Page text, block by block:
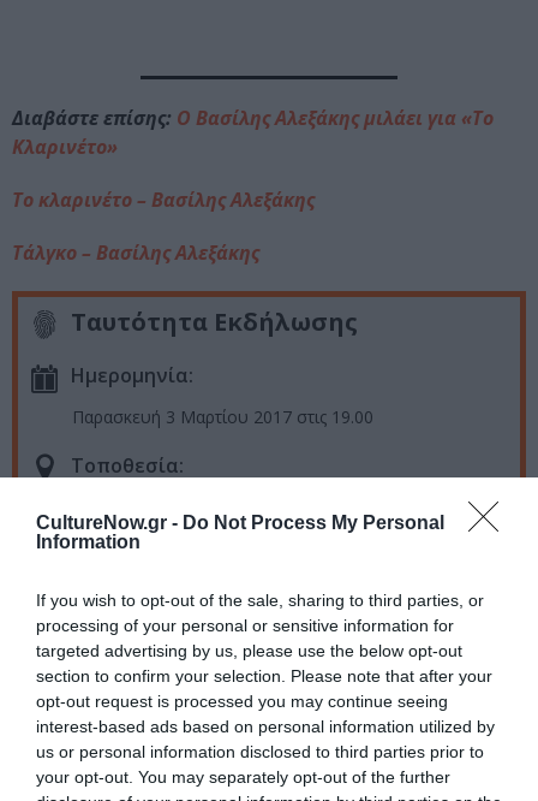
CultureNow.gr - Do Not Process My Personal
Information
If you wish to opt-out of the sale, sharing to third parties, or
processing of your personal or sensitive information for
targeted advertising by us, please use the below opt-out
section to confirm your selection. Please note that after your
opt-out request is processed you may continue seeing
interest-based ads based on personal information utilized by
us or personal information disclosed to third parties prior to
your opt-out. You may separately opt-out of the further
Διαβάστε επίσης: Ο Βασίλης Αλεξάκης μιλάει για «Το
Κλαρινέτο»
Το κλαρινέτο – Βασίλης Αλεξάκης
Τάλγκο – Βασίλης Αλεξάκης
Ταυτότητα Εκδήλωσης
Ημερομηνία:
Παρασκευή 3 Μαρτίου 2017 στις 19.00
Τοποθεσία:
Μεγάλη Αίθουσα του Εθνικού και Καποδιστριακού
Πανεπιστημίου Αθηνών,Κεντρικό Κτίριο,
Eισιτήρια:
Είσοδος Ελεύθερη
Πληροφορίες / Κρατήσεις:
www.metaixmio.gr